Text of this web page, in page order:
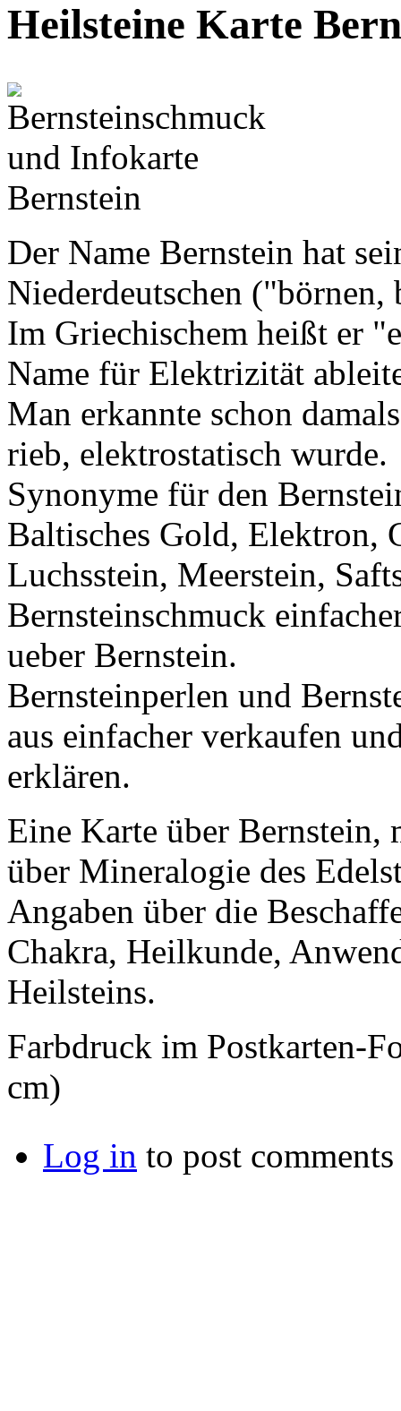
Heilsteine Karte
Der Name Bernstein hat
Niederdeutschen ("börnen,
Im Griechischem heißt er
Name für Elektrizität
Man erkannte schon
rieb, elektrostatisch wurde.
Synonyme für den
Baltisches Gold, Elektron,
Luchsstein, Meerstein,
Bernsteinschmuck
ueber Bernstein.
Bernsteinperlen und
aus einfacher verkaufen
erklären.
Eine Karte über Bernstein,
über Mineralogie des
Angaben über die
Chakra, Heilkunde,
Heilsteins.
Farbdruck im Postkarten-
cm)
Log in to post comments